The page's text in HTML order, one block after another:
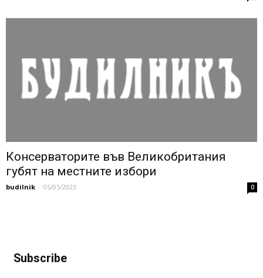
Консерваторите във Великобритания
губят на местните избори
budilnik - 05/05/2023 0
Subscribe